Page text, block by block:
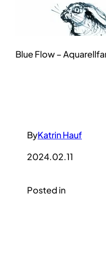
Blue Flow –
ByKatrin Hauf
2024.02.11
Posted in